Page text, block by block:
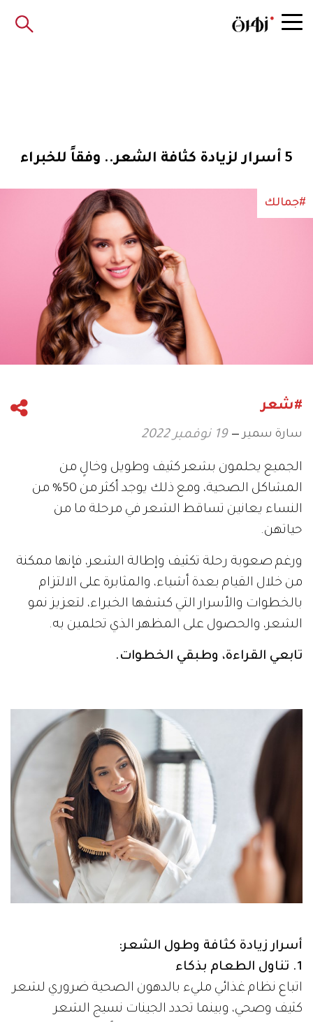
5 أسرار لزيادة كثافة الشعر.. وفقاً للخبراء
#جمالك
#شعر
سارة سمير 19 نوفمبر 2022
الجميع يحلمون بشعر كثيف وطويل وخالٍ من
المشاكل الصحية، ومع ذلك يوجد أكثر من 50% من
النساء يعانين تساقط الشعر في مرحلة ما من
حياتهن.
ورغم صعوبة رحلة تكثيف وإطالة الشعر، فإنها ممكنة
من خلال القيام بعدة أشياء، والمثابرة على الالتزام
بالخطوات والأسرار التي كشفها الخبراء، لتعزيز نمو
الشعر، والحصول على المظهر الذي تحلمين به.
تابعي القراءة، وطبقي الخطوات.
أسرار زيادة كثافة وطول الشعر:
1. تناول الطعام بذكاء
اتباع نظام غذائي مليء بالدهون الصحية ضروري لشعر
كثيف وصحي، وبينما تحدد الجينات نسيج الشعر